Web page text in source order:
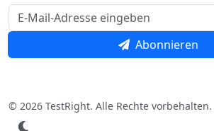
Abonnieren
© 2026 TestRight. Alle Rechte vorbehalten.